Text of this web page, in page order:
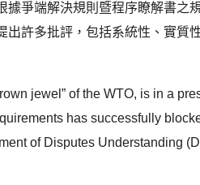
爭端解決規則暨程序瞭解書
許多批評，包括系統性、實
jewel” of the WTO, is in a
has successfully
of Disputes Understanding